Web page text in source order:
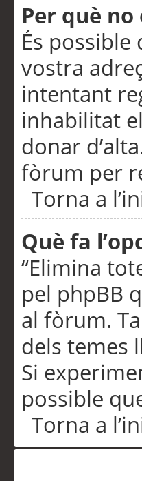
Per què
És
vostra
intentant
inhabilitat
donar
fòrum per
Torna a
Què fa
“Elimina
pel phpBB
al fòrum.
dels temes
Si
possible
Torna a